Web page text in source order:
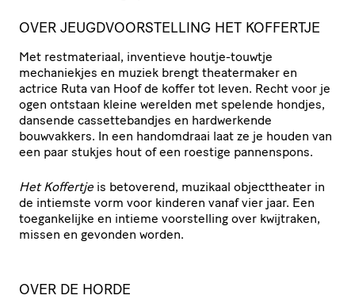
OVER JEUGDVOORSTELLING HET KOFFERTJE
Met restmateriaal, inventieve houtje-touwtje
mechaniekjes en muziek brengt theatermaker en
actrice Ruta van Hoof de koffer tot leven. Recht voor je
ogen ontstaan kleine werelden met spelende hondjes,
dansende cassettebandjes en hardwerkende
bouwvakkers. In een handomdraai laat ze je houden van
een paar stukjes hout of een roestige pannenspons.
Het Koffertje is betoverend, muzikaal objecttheater in
de intiemste vorm voor kinderen vanaf vier jaar. Een
toegankelijke en intieme voorstelling over kwijtraken,
missen en gevonden worden.
OVER DE HORDE